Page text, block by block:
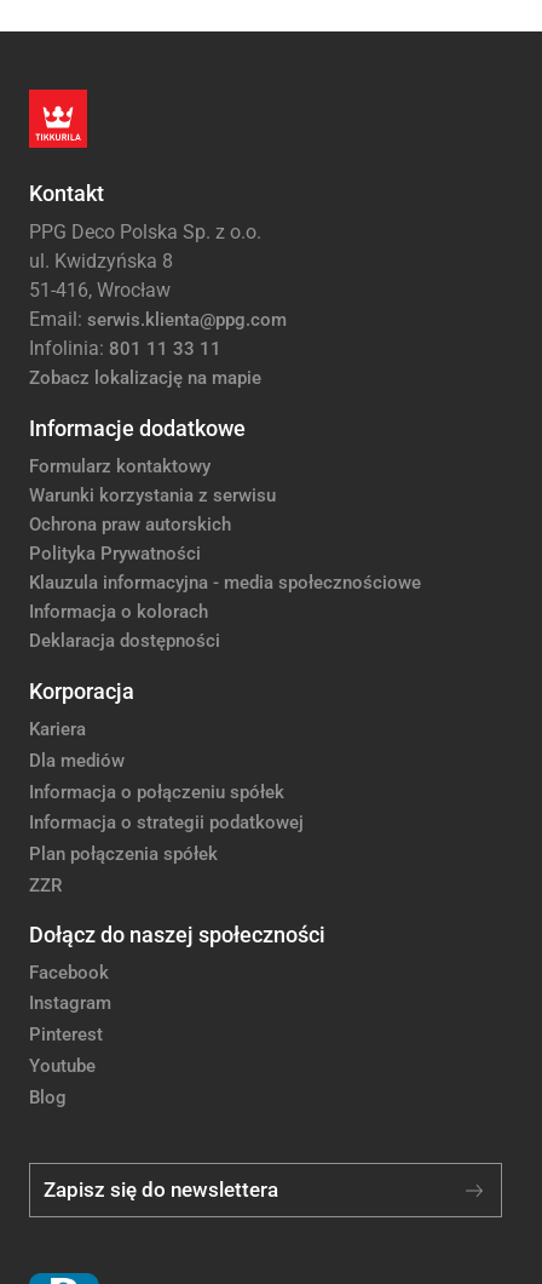
Kontakt
PPG Deco Polska Sp. z o.o.
ul. Kwidzyńska 8
51-416, Wrocław
Email: serwis.klienta@ppg.com
Infolinia: 801 11 33 11
Zobacz lokalizację na mapie
Informacje dodatkowe
Formularz kontaktowy
Warunki korzystania z serwisu
Ochrona praw autorskich
Polityka Prywatności
Klauzula informacyjna - media społecznościowe
Informacja o kolorach
Deklaracja dostępności
Korporacja
Kariera
Dla mediów
Informacja o połączeniu spółek
Informacja o strategii podatkowej
Plan połączenia spółek
ZZR
Dołącz do naszej społeczności
Facebook
Instagram
Pinterest
Youtube
Blog
Zapisz się do newslettera